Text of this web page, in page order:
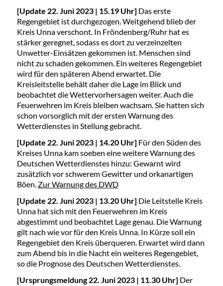
[Update 22. Juni 2023 | 15.19 Uhr] Das erste
Regengebiet ist durchgezogen. Weitgehend blieb der
Kreis Unna verschont. In Fröndenberg/Ruhr hat es
stärker geregnet, sodass es dort zu verzeinzelten
Unwetter-Einsätzen gekommen ist. Menschen sind
nicht zu schaden gekommen. Ein weiteres Regengebiet
wird für den späteren Abend erwartet. Die
Kreisleitstelle behält daher die Lage im Blick und
beobachtet die Wettervorhersagen weiter. Auch die
Feuerwehren im Kreis bleiben wachsam. Sie hatten sich
schon vorsorglich mit der ersten Warnung des
Wetterdienstes in Stellung gebracht.
[Update 22. Juni 2023 | 14.20 Uhr] Für den Süden des
Kreises Unna kam soeben eine weitere Warnung des
Deutschen Wetterdienstes hinzu: Gewarnt wird
zusätzlich vor schwerem Gewitter und orkanartigen
Böen. Zur Warnung des DWD
[Update 22. Juni 2023 | 13.20 Uhr] Die Leitstelle Kreis
Unna hat sich mit den Feuerwehren im Kreis
abgestimmt und beobachtet Lage genau. Die Warnung
gilt nach wie vor für den Kreis Unna. In Kürze soll ein
Regengebiet den Kreis überqueren. Erwartet wird dann
zum Abend bis in die Nacht ein weiteres Regengebiet,
so die Prognose des Deutschen Wetterdienstes.
[Ursprungsmeldung 22. Juni 2023 | 11.30 Uhr] Der